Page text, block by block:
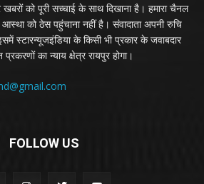
को पूरी सच्चाई के साथ दिखाना है। हमारा चैनल
आस्था को ठेस पहुंचाना नहीं है। संवादाता अपनी रुचि
स्टारन्यूजइंडिया के किसी भी प्रकार के जवाबदार
का न्याय क्षेत्र रायपुर होगा।
FOLLOW US